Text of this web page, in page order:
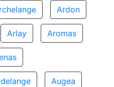
Ardon
Arlay Aromas
Augea